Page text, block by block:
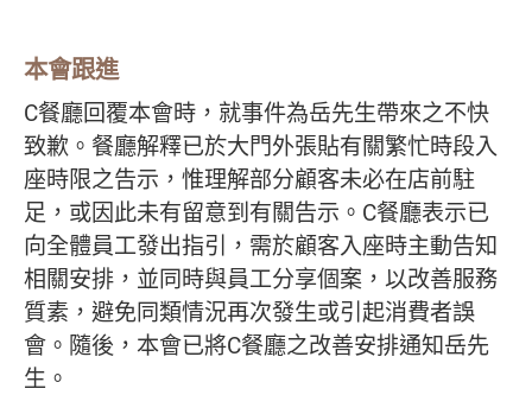
本會跟進
C餐廳回覆本會時，就事件為岳先生帶來之不快
致歉。餐廳解釋已於大門外張貼有關繁忙時段入
座時限之告示，惟理解部分顧客未必在店前駐
足，或因此未有留意到有關告示。C餐廳表示已
向全體員工發出指引，需於顧客入座時主動告知
相關安排，並同時與員工分享個案，以改善服務
質素，避免同類情況再次發生或引起消費者誤
會。隨後，本會已將C餐廳之改善安排通知岳先
生。